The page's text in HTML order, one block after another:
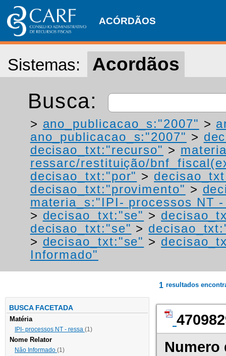
ACÓRDÃOS
Sistemas: Acordãos
Busca:
> ano_publicacao_s:"2007" >
ano_publicacao_s:"2007" >
decisao_txt:"recurso" >
ressarc/restituição/
decisao_txt:"por" >
decisao_txt:"provimento" >
materia_s:"IPI- processos NT
> decisao_txt:"se" >
decisao_txt:"se" >
> decisao_txt:"se" >
Informado"
BUSCA FACETADA
Matéria
IPI- processos NT - ressa (1)
Nome Relator
Não Informado (1)
1 resultados
Numero